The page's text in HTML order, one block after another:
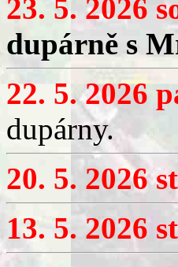
23. 5. 2026
dupárně s
22. 5. 2026
dupárny.
20. 5. 2026
13. 5. 2026